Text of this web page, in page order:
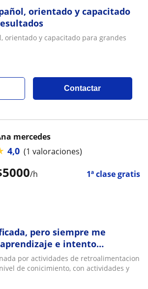
orientado y capacitado
orientado y capacitado para grandes
Contactar
5000/h 1ª clase gratis
mercedes
4,0 (1 valoraciones)
pero siempre me
e intento
aunque sea de
por actividades de retroalimentacion
de conicimiento, con actividades y